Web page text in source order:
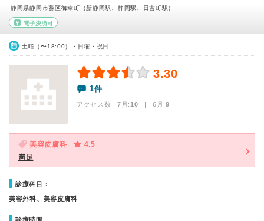
静岡県静岡市葵区御幸町（新静岡駅、静岡駅、日吉町駅）
電子決済可
土曜（〜18:00）・日曜・祝日
3.30
1件
アクセス数 7月:10 | 6月:9
美容皮膚科
4.5
満足
診療科目：
美容外科、美容皮膚科